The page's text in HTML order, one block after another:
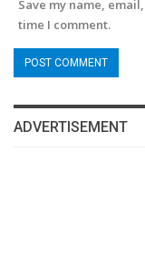
Save my name,
time I comment.
ADVERTISEMENT